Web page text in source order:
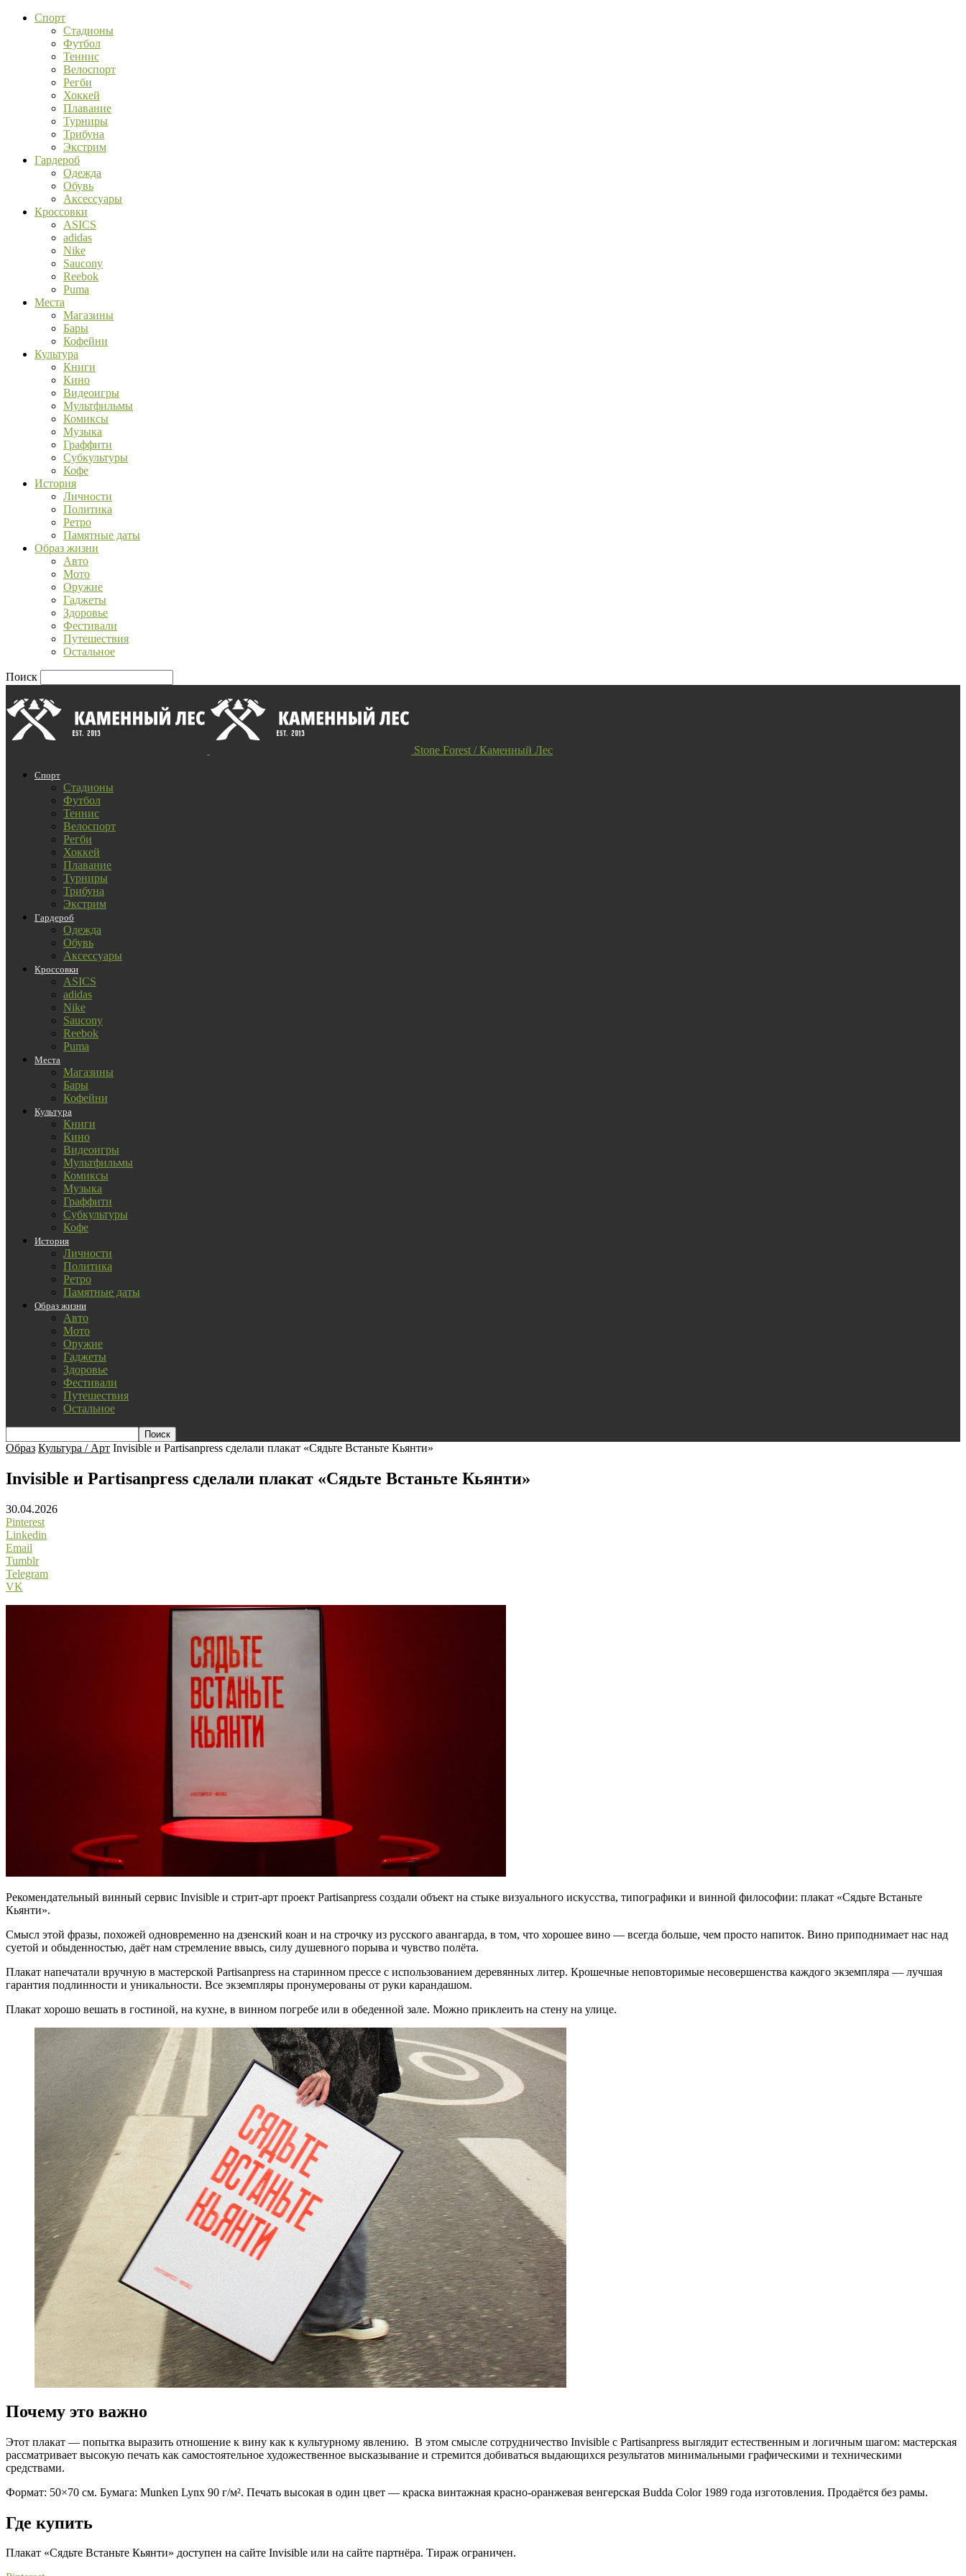
Спорт
Стадионы
Футбол
Теннис
Велоспорт
Регби
Хоккей
Плавание
Турниры
Трибуна
Экстрим
Гардероб
Одежда
Обувь
Аксессуары
Кроссовки
ASICS
adidas
Nike
Saucony
Reebok
Puma
Места
Магазины
Бары
Кофейни
Культура
Книги
Кино
Видеоигры
Мультфильмы
Комиксы
Музыка
Граффити
Субкультуры
Кофе
История
Личности
Политика
Ретро
Памятные даты
Образ жизни
Авто
Мото
Оружие
Гаджеты
Здоровье
Фестивали
Путешествия
Остальное
Поиск
Stone Forest / Каменный Лес
Спорт
Стадионы
Футбол
Теннис
Велоспорт
Регби
Хоккей
Плавание
Турниры
Трибуна
Экстрим
Гардероб
Одежда
Обувь
Аксессуары
Кроссовки
ASICS
adidas
Nike
Saucony
Reebok
Puma
Места
Магазины
Бары
Кофейни
Культура
Книги
Кино
Видеоигры
Мультфильмы
Комиксы
Музыка
Граффити
Субкультуры
Кофе
История
Личности
Политика
Ретро
Памятные даты
Образ жизни
Авто
Мото
Оружие
Гаджеты
Здоровье
Фестивали
Путешествия
Остальное
Образ Культура / Арт Invisible и Partisanpress сделали плакат «Сядьте Встаньте Кьянти»
Invisible и Partisanpress сделали плакат «Сядьте Встаньте Кьянти»
30.04.2026
Pinterest
Linkedin
Email
Tumblr
Telegram
VK
Рекомендательный винный сервис Invisible и стрит-арт проект Partisanpress создали объект на стыке визуального искусства, типографики и винной философии: плакат «Сядьте Встаньте
Кьянти».
Смысл этой фразы, похожей одновременно на дзенский коан и на строчку из русского авангарда, в том, что хорошее вино — всегда больше, чем просто напиток. Вино приподнимает нас над
суетой и обыденностью, даёт нам стремление ввысь, силу душевного порыва и чувство полёта.
Плакат напечатали вручную в мастерской Partisanpress на старинном прессе с использованием деревянных литер. Крошечные неповторимые несовершенства каждого экземпляра — лучшая
гарантия подлинности и уникальности. Все экземпляры пронумерованы от руки карандашом.
Плакат хорошо вешать в гостиной, на кухне, в винном погребе или в обеденной зале. Можно приклеить на стену на улице.
Почему это важно
Этот плакат — попытка выразить отношение к вину как к культурному явлению. В этом смысле сотрудничество Invisible с Partisanpress выглядит естественным и логичным шагом: мастерская
рассматривает высокую печать как самостоятельное художественное высказывание и стремится добиваться выдающихся результатов минимальными графическими и техническими
средствами.
Формат: 50×70 см. Бумага: Munken Lynx 90 г/м². Печать высокая в один цвет — краска винтажная красно-оранжевая венгерская Budda Color 1989 года изготовления. Продаётся без рамы.
Где купить
Плакат «Сядьте Встаньте Кьянти» доступен на сайте Invisible или на сайте партнёра. Тираж ограничен.